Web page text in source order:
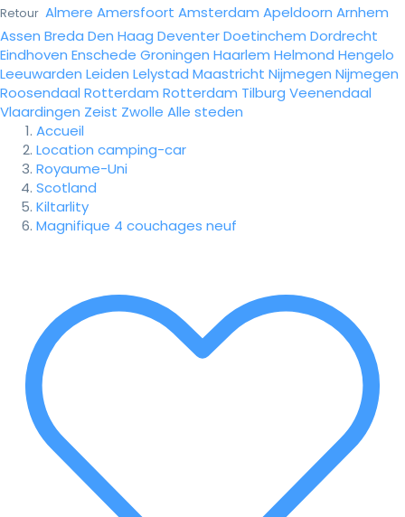
Retour Almere Amersfoort Amsterdam Apeldoorn Arnhem
Assen Breda Den Haag DeventerDoetinchem Dordrecht
Eindhoven Enschede Groningen Haarlem Helmond Hengelo
Leeuwarden Leiden Lelystad Maastricht Nijmegen Nijmegen
Roosendaal Rotterdam Rotterdam Tilburg Veenendaal
Vlaardingen Zeist Zwolle Alle steden
Accueil
Location camping-car
Royaume-Uni
Scotland
Kiltarlity
Magnifique 4 couchages neuf